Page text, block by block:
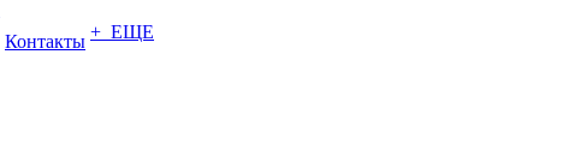
Контакты + ЕЩЕ